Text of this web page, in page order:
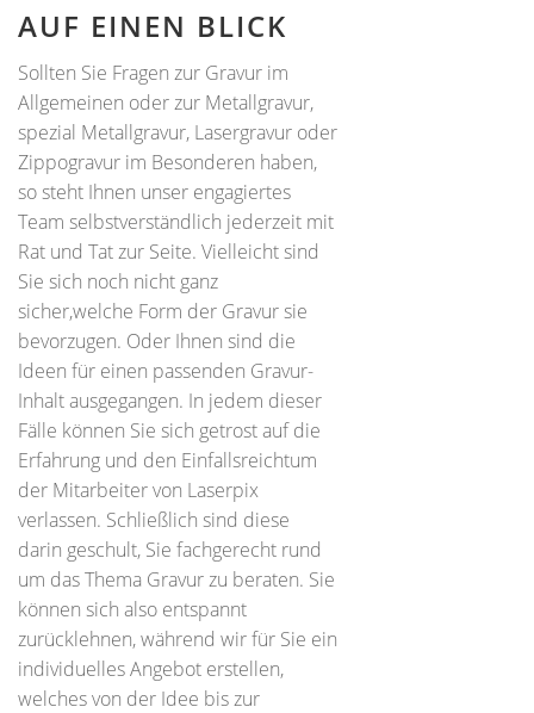
AUF EINEN BLICK
Sollten Sie Fragen zur Gravur im
Allgemeinen oder zur Metallgravur,
spezial Metallgravur, Lasergravur oder
Zippogravur im Besonderen haben,
so steht Ihnen unser engagiertes
Team selbstverständlich jederzeit mit
Rat und Tat zur Seite. Vielleicht sind
Sie sich noch nicht ganz
sicher,welche Form der Gravur sie
bevorzugen. Oder Ihnen sind die
Ideen für einen passenden Gravur-
Inhalt ausgegangen. In jedem dieser
Fälle können Sie sich getrost auf die
Erfahrung und den Einfallsreichtum
der Mitarbeiter von Laserpix
verlassen. Schließlich sind diese
darin geschult, Sie fachgerecht rund
um das Thema Gravur zu beraten. Sie
können sich also entspannt
zurücklehnen, während wir für Sie ein
individuelles Angebot erstellen,
welches von der Idee bis zur